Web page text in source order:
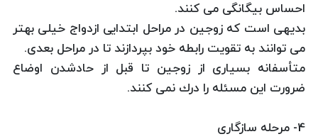
احساس بیگانگی می كنند.
بدیهی است كه زوجین در مراحل ابتدایی ازدواج خیلی بهتر
می توانند به تقویت رابطه خود بپردازند تا در مراحل بعدی.
متأسفانه بسیاری از زوجین تا قبل از حادشدن اوضاع
ضرورت این مسئله را درك نمی كنند.
4- مرحله سازگاری